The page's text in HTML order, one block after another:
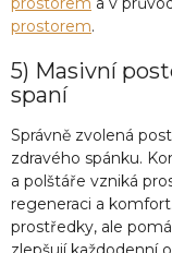
prostorem.
5) Masivní
spaní
Správně zvolená
zdravého spánku.
a polštáře vzniká
regeneraci a
prostředky, ale